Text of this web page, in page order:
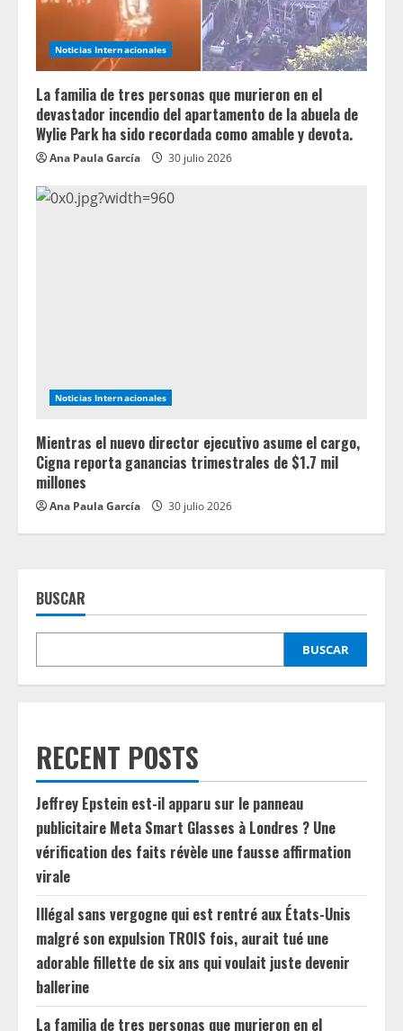
Noticias Internacionales
La familia de tres personas que murieron en el
devastador incendio del apartamento de la abuela de
Wylie Park ha sido recordada como amable y devota.
Ana Paula García 30 julio 2026
Noticias Internacionales
Mientras el nuevo director ejecutivo asume el cargo,
Cigna reporta ganancias trimestrales de $1.7 mil
millones
Ana Paula García 30 julio 2026
BUSCAR
BUSCAR
RECENT POSTS
Jeffrey Epstein est-il apparu sur le panneau
publicitaire Meta Smart Glasses à Londres ? Une
vérification des faits révèle une fausse affirmation
virale
Illégal sans vergogne qui est rentré aux États-Unis
malgré son expulsion TROIS fois, aurait tué une
adorable fillette de six ans qui voulait juste devenir
ballerine
La familia de tres personas que murieron en el